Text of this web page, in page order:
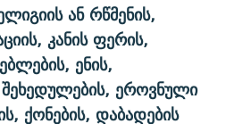
ან რწმენის,
კანის ფერის,
ენის,
ეროვნული
ქონების, დაბადების